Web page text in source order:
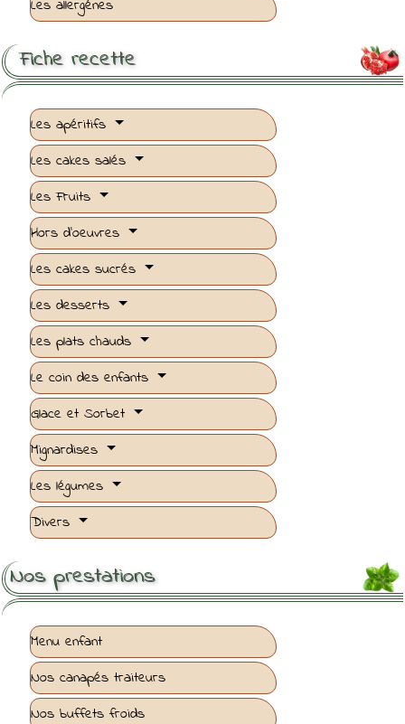
Les allergénes

Fiche recette
Les apéritifs
Les cakes salés
Les Fruits
Hors d'oeuvres
Les cakes sucrés
Les desserts
Les plats chauds
Le coin des enfants
Glace et Sorbet
Mignardises
Les légumes
Divers
Nos prestations
Menu enfant
Nos canapés traiteurs
Nos buffets froids